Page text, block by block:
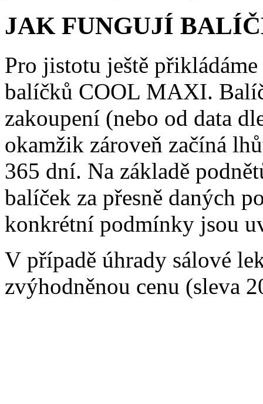
JAK FUNGUJÍ
Pro jistotu ještě
balíčků COOL MAXI.
zakoupení (nebo od data
okamžik zároveň začíná
365 dní. Na základě
balíček za přesně daných
konkrétní podmínky jsou
V případě úhrady sálové
zvýhodněnou cenu (sleva